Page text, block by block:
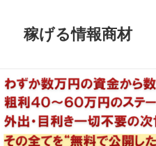
稼げる情報商材